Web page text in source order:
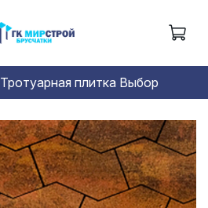
Тротуарная плитка Выбор